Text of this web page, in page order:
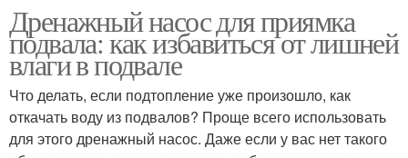
Дренажный насос для приямка
подвала: как избавиться от лишней
влаги в подвале
Что делать, если подтопление уже произошло, как
откачать воду из подвалов? Проще всего использовать
для этого дренажный насос. Даже если у вас нет такого